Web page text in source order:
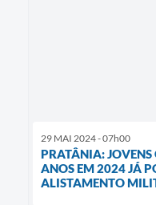
29 MAI 2024 - 07h00
PRATÂNIA:
ANOS EM 2024 JÁ
ALISTAMENTO